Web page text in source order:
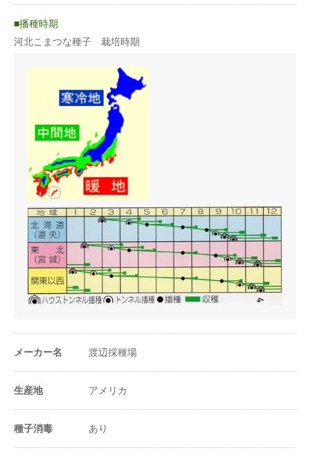
ている。
〇発芽適温20〜25℃
〇生育適温18〜20℃
〇涼しい気候を好むが、生育期間が短い為、施設などを使い周年
〇冬〜早春にかけての抽苔、高温期の徒長などを避けるために蒔
き時期と品種の選定に留意する。
蒔き方 直まき
100〜150cm
4〜5条
株間（cm） 3〜5cm
1a当たり株数 2万〜3万株
1m²当たり株数
1a当たり播種量 1.3〜2dl
（粒数）
2.27万〜5万粒
（粒数）
227〜500粒
20ml当たり粒数
播種時期
河北こまつな種子 栽培時期
メーカー名 渡辺採種場
生産地 アメリカ
種子消毒 あり